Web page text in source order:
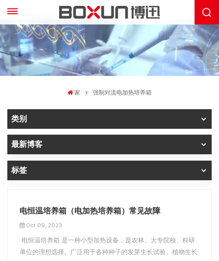
家 强制对流电加热培养箱
类别
最新博客
标签
电恒温培养箱（电加热培养箱）常见故障
Oct 09, 2023
电恒温培养箱 是一种小型加热设备，是农林、大专院校、科研
单位的理想选择。广泛用于各种种子的发芽生长试验、植物生长